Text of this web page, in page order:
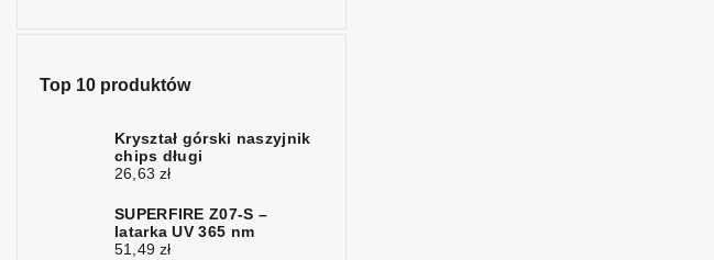
Top 10 produktów
Kryształ górski naszyjnik
chips długi
26,63 zł
SUPERFIRE Z07-S –
latarka UV 365 nm
51,49 zł